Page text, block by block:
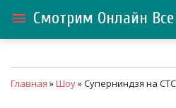
menu Смотрим Онлайн
Главная »Шоу» Суперниндзя на